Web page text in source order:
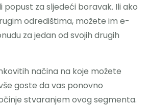
popust za sljedeći boravak. Ili ako
odredištima, možete im e-
za jedan od svojih drugih
načina na koje možete
goste da vas ponovno
stvaranjem ovog segmenta.